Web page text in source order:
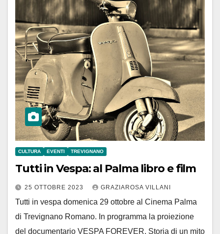
CULTURA EVENTI TREVIGNANO
Tutti in Vespa: al Palma libro e film
25 OTTOBRE 2023 GRAZIAROSA VILLANI
Tutti in vespa domenica 29 ottobre al Cinema Palma
di Trevignano Romano. In programma la proiezione
del documentario VESPA FOREVER, Storia di un mito